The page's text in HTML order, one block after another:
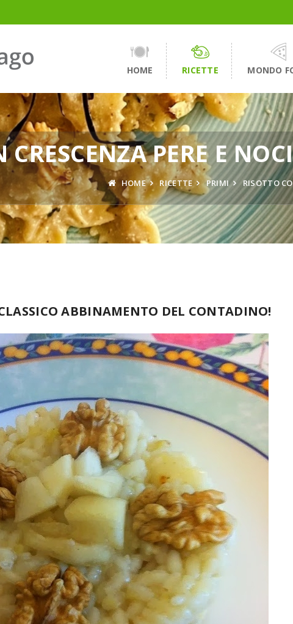
HOME RICETTE MONDO
CRESCENZA PERE E
HOME RICETTE PRIMI RISOTTO
ABBINAMENTO DEL CONTADINO!